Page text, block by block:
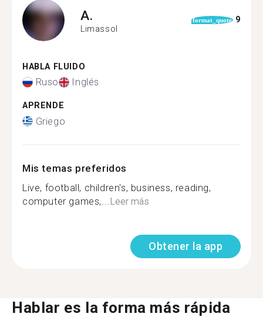
A.
Limassol
format_quote 9
HABLA FLUIDO
Ruso Inglés
APRENDE
Griego
Mis temas preferidos
Live, football, children's, business, reading,
computer games,... Leer más
Obtener la app
Hablar es la forma más rápida